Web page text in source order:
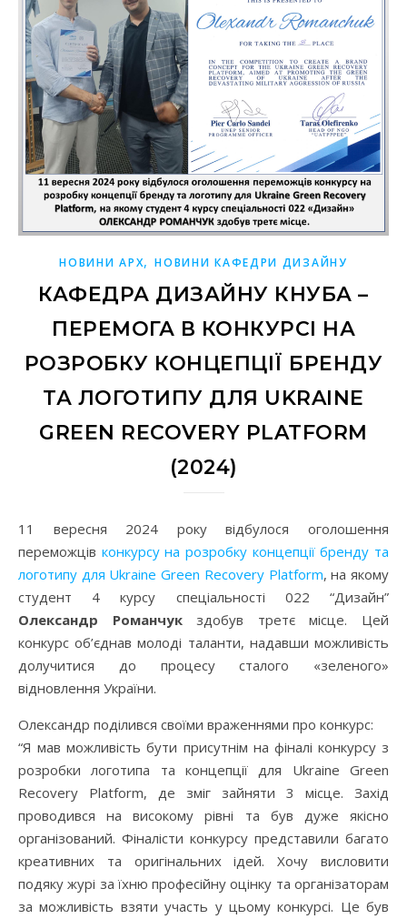
НОВИНИ АРХ,НОВИНИ КАФЕДРИ ДИЗАЙНУ
КАФЕДРА ДИЗАЙНУ КНУБА –
ПЕРЕМОГА В КОНКУРСІ НА
РОЗРОБКУ КОНЦЕПЦІЇ БРЕНДУ
ТА ЛОГОТИПУ ДЛЯ UKRAINE
GREEN RECOVERY PLATFORM
(2024)
11 вересня 2024 року відбулося оголошення
переможців конкурсу на розробку концепції бренду та
логотипу для Ukraine Green Recovery Platform, на якому
студент 4 курсу спеціальності 022 “Дизайн”
Олександр Романчукздобув третє місце. Цей
конкурс об’єднав молоді таланти, надавши можливість
долучитися до процесу сталого «зеленого»
відновлення України.
Олександр поділився своїми враженнями про конкурс:
“Я мав можливість бути присутнім на фіналі конкурсу з
розробки логотипа та концепції для Ukraine Green
Recovery Platform, де зміг зайняти 3 місце. Захід
проводився на високому рівні та був дуже якісно
організований. Фіналісти конкурсу представили багато
креативних та оригінальних ідей. Хочу висловити
подяку журі за їхню професійну оцінку та організаторам
за можливість взяти участь у цьому конкурсі. Це був